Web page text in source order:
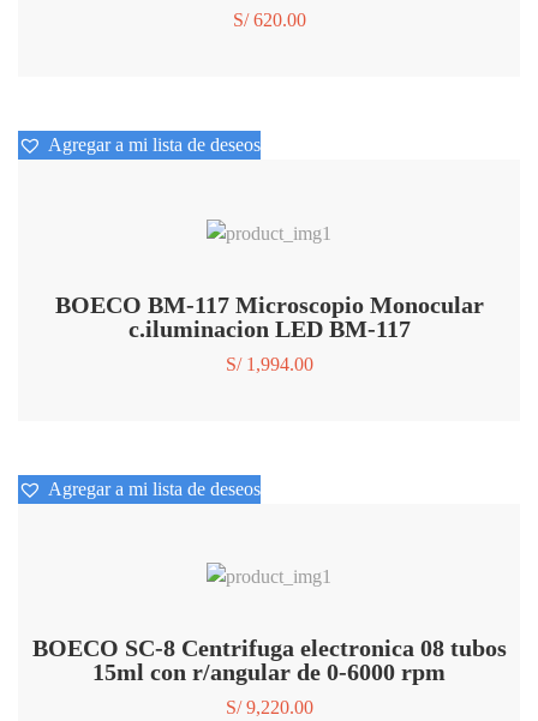
S/620.00
Agregar a mi lista de deseos
BOECO BM-117 Microscopio Monocular
c.iluminacion LED BM-117
S/1,994.00
Agregar a mi lista de deseos
BOECO SC-8 Centrifuga electronica 08 tubos
15ml con r/angular de 0-6000 rpm
S/9,220.00